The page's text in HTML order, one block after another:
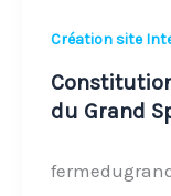
Création site
du Grand